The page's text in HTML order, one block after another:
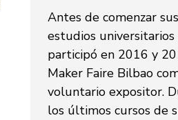
Antes de comenzar sus
estudios universitarios
participó en 2016 y
Maker Faire Bilbao
voluntario expositor.
los últimos cursos de